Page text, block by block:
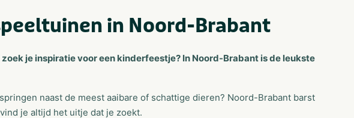
in Noord-Brabant
je inspiratie voor een kinderfeestje? In Noord-Brabant is de leukste
naast de meest aaibare of schattige dieren? Noord-Brabant barst
je altijd het uitje dat je zoekt.